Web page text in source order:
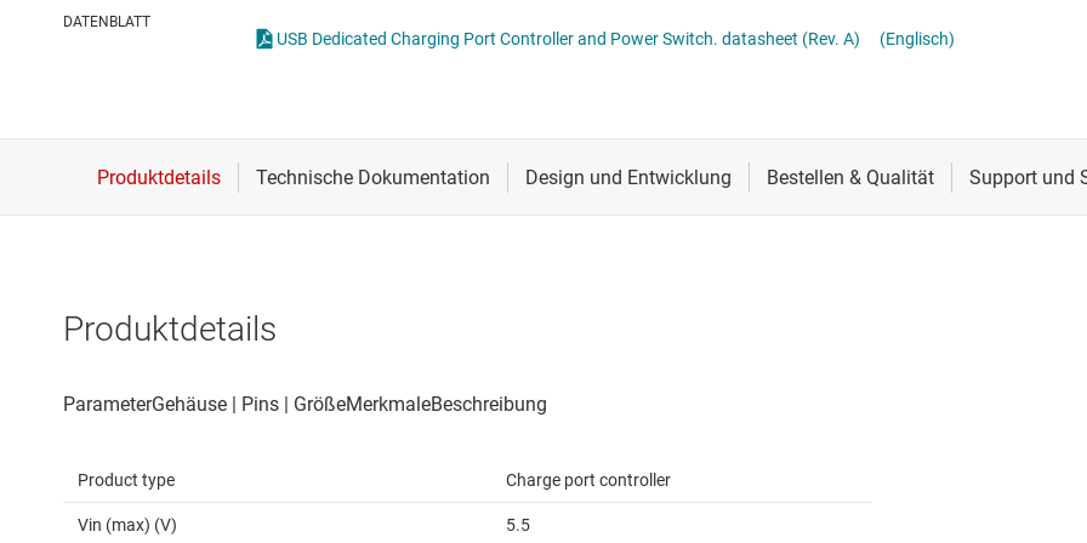
Isolierung Verstärker
IO-Link und Digital-E/A
DATENBLATT
USB Dedicated Charging Port Controller and Power Switch. datasheet (Rev. A) (Englisch)
Produktdetails
Product type Charge port controller
Vin (max) (V) 5.5